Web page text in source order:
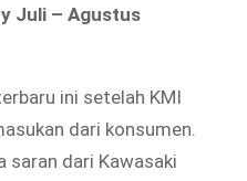
Juli – Agustus
ini setelah KMI
dari konsumen.
saran dari Kawasaki